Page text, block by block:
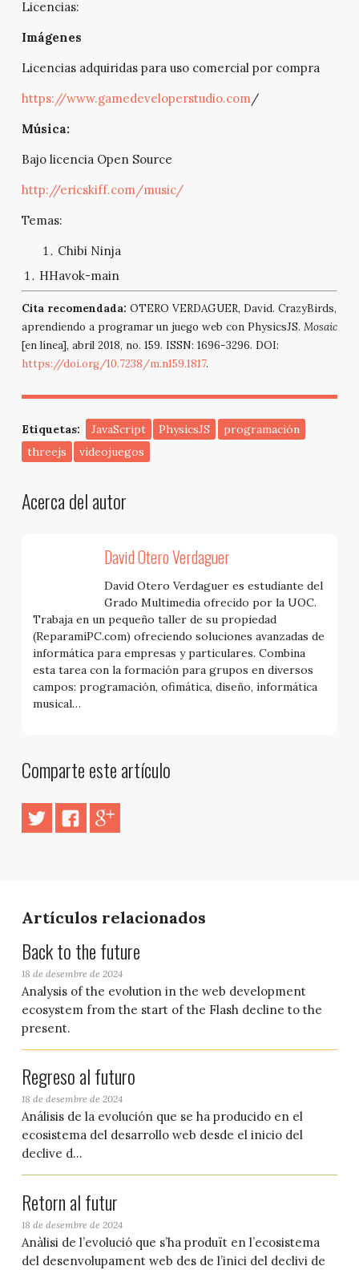
Licencias:
Imágenes
Licencias adquiridas para uso comercial por compra
https://www.gamedeveloperstudio.com/
Música:
Bajo licencia Open Source
http://ericskiff.com/music/
Temas:
Chibi Ninja
HHavok-main
Cita recomendada: OTERO VERDAGUER, David. CrazyBirds,
aprendiendo a programar un juego web con PhysicsJS. Mosaic
[en línea], abril 2018, no. 159. ISSN: 1696-3296. DOI:
https://doi.org/10.7238/m.n159.1817.
Etiquetas: JavaScript PhysicsJS
programación
threejs
videojuegos
Acerca del autor
David Otero Verdaguer
David Otero Verdaguer es estudiante del
Grado Multimedia ofrecido por la UOC.
Trabaja en un pequeño taller de su propiedad
(ReparamiPC.com) ofreciendo soluciones avanzadas de
informática para empresas y particulares. Combina
esta tarea con la formación para grupos en diversos
campos: programación, ofimática, diseño, informática
musical…
Comparte este artículo
Artículos relacionados
Back to the future
18 de desembre de 2024
Analysis of the evolution in the web development
ecosystem from the start of the Flash decline to the
present.
Regreso al futuro
18 de desembre de 2024
Análisis de la evolución que se ha producido en el
ecosistema del desarrollo web desde el inicio del
declive d...
Retorn al futur
18 de desembre de 2024
Anàlisi de l’evolució que s’ha produït en l’ecosistema
del desenvolupament web des de l’inici del declivi de